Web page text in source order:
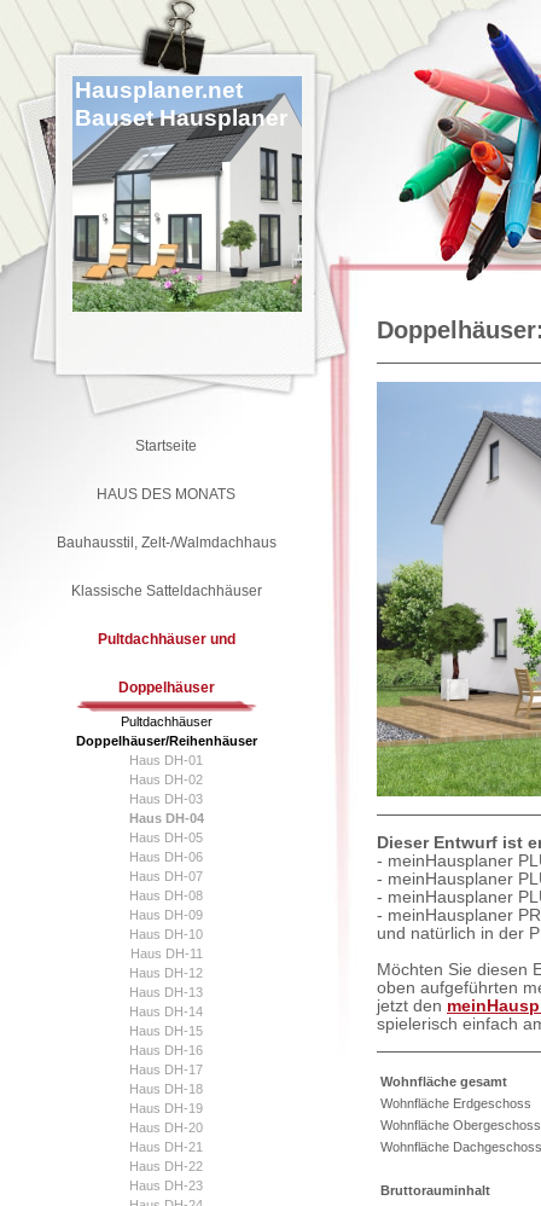
Hausplaner.net
Bauset Hausplaner
Dieser Entwurf ist
- meinHausplaner
- meinHausplaner
- meinHausplaner
- meinHausplaner
und natürlich in der
Möchten Sie diesen
oben aufgeführten
jetzt den
spielerisch einfach
Wohnfläche gesamt
Wohnfläche Erdgeschoss
Wohnfläche Obergeschoss
Wohnfläche Dachgeschoss
Bruttorauminhalt
Startseite
HAUS DES MONATS
Bauhausstil, Zelt-/Walmdachhaus
Klassische Satteldachhäuser
Pultdachhäuser und
Doppelhäuser
Pultdachhäuser
Doppelhäuser/Reihenhäuser
Haus DH-01
Haus DH-02
Haus DH-03
Haus DH-04
Haus DH-05
Haus DH-06
Haus DH-07
Haus DH-08
Haus DH-09
Haus DH-10
Haus DH-11
Haus DH-12
Haus DH-13
Haus DH-14
Haus DH-15
Haus DH-16
Haus DH-17
Haus DH-18
Haus DH-19
Haus DH-20
Haus DH-21
Haus DH-22
Haus DH-23